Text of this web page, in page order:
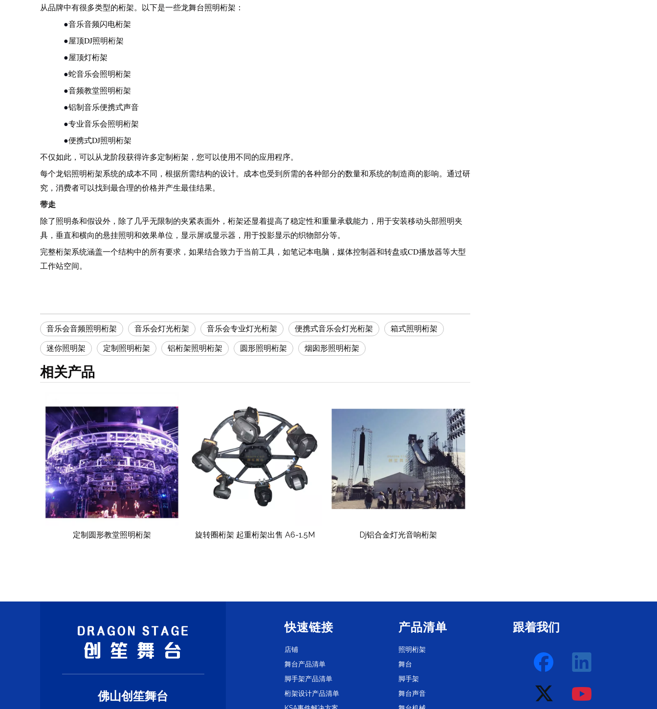
从品牌中有很多类型的桁架。以下是一些龙舞台照明桁架：
●音乐音频闪电桁架
●屋顶DJ照明桁架
●屋顶灯桁架
●蛇音乐会照明桁架
●音频教堂照明桁架
●铝制音乐便携式声音
●专业音乐会照明桁架
●便携式DJ照明桁架
不仅如此，可以从龙阶段获得许多定制桁架，您可以使用不同的应用程序。
每个龙铝照明桁架系统的成本不同，根据所需结构的设计。成本也受到所需的各种部分的数量和系统的制造商的影响。通过研
究，消费者可以找到最合理的价格并产生最佳结果。
带走
除了照明条和假设外，除了几乎无限制的夹紧表面外，桁架还显着提高了稳定性和重量承载能力，用于安装移动头部照明夹
具，垂直和横向的悬挂照明和效果单位，显示屏或显示器，用于投影显示的织物部分等。
完整桁架系统涵盖一个结构中的所有要求，如果结合致力于当前工具，如笔记本电脑，媒体控制器和转盘或CD播放器等大型
工作站空间。
音乐会音频照明桁架 音乐会灯光桁架 音乐会专业灯光桁架 便携式音乐会灯光桁架 箱式照明桁架
迷你照明架 定制照明桁架 铝桁架照明桁架 圆形照明桁架 烟囱形照明桁架
相关产品
旋转圈桁架 起重桁架出售 A6-1.5M Dj铝合金灯光音响桁架 专业演唱会LED灯架
佛山创笙舞台
快速链接
店铺
舞台产品清单
脚手架产品清单
桁架设计产品清单
产品清单
照明桁架
舞台
脚手架
舞台声音
跟着我们